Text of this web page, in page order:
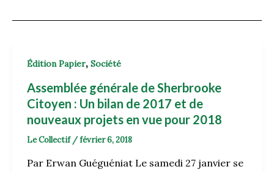
Édition Papier, Société
Assemblée générale de Sherbrooke
Citoyen : Un bilan de 2017 et de
nouveaux projets en vue pour 2018
Le Collectif /février 6, 2018
Par Erwan Guéguéniat Le samedi 27 janvier se